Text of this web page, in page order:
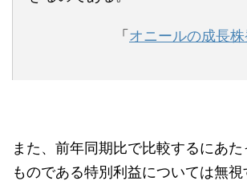
「オニールの成長
また、前年同期比で比較するにあ
ものである特別利益については無視